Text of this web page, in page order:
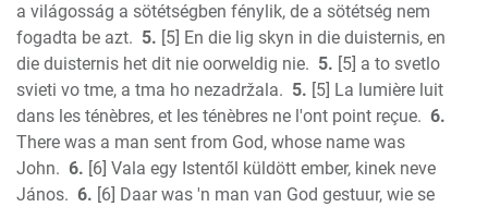
Nahum
Habakkuk
Zephaniah
Haggai
Zechariah
New Testament
Malachi
a világosság a sötétségben fénylik, de a sötétség nem
fogadta be azt. 5. [5] En die lig skyn in die duisternis, en
die duisternis het dit nie oorweldig nie. 5. [5] a to svetlo
svieti vo tme, a tma ho nezadržala. 5. [5] La lumière luit
dans les ténèbres, et les ténèbres ne l'ont point reçue. 6.
There was a man sent from God, whose name was
John. 6. [6] Vala egy Istentől küldött ember, kinek neve
János. 6. [6] Daar was 'n man van God gestuur, wie se